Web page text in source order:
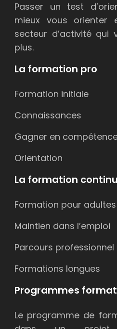
Passer un test
mieux vous orienter
secteur d’activité qui
plus.
La formation pro
Formation initiale
Connaissances
Gagner en
Orientation
La formation
Formation pour adultes
Maintien dans l’emploi
Parcours professionnel
Formations longues
Programmes
Le programme de